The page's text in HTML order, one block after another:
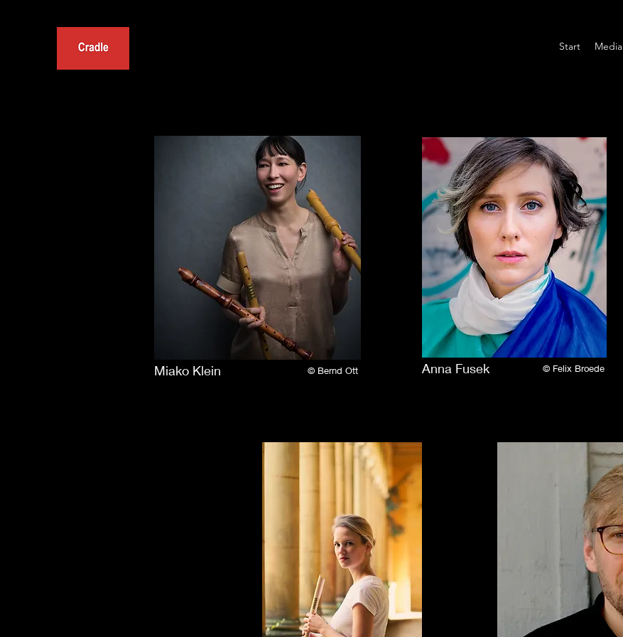
Start Media
Miako Klein © Bernd Ott Anna Fusek © Felix Broede